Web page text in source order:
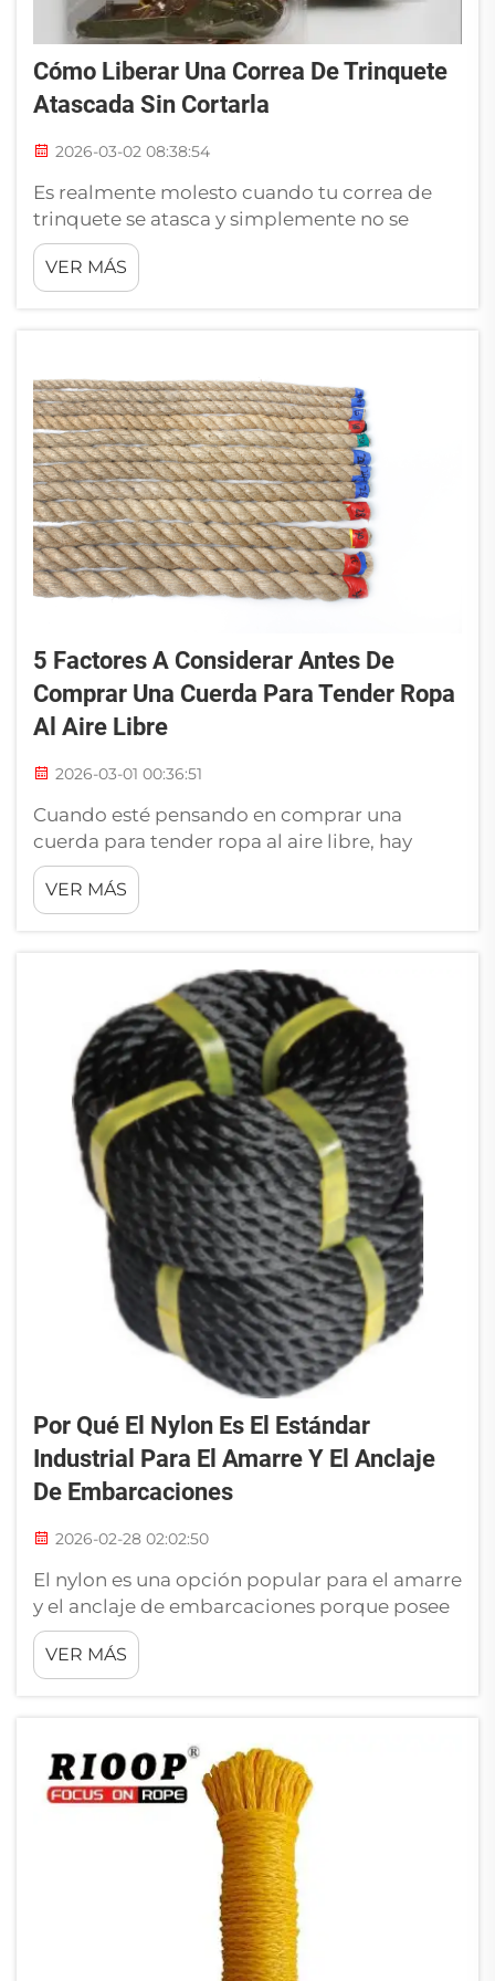
Cómo Liberar Una Correa De Trinquete
Atascada Sin Cortarla
2026-03-02 08:38:54
Es realmente molesto cuando tu correa de
trinquete se atasca y simplemente no se
suelta. Estas correas son muy prácticas para
asegurar objetos, como muebles o equipos
deportivos. Pero a veces se quedan atascadas
necesario, hay...
VER MÁS
5 Factores A Considerar Antes De
Comprar Una Cuerda Para Tender Ropa
Al Aire Libre
2026-03-01 00:36:51
Cuando esté pensando en comprar una
cuerda para tender ropa al aire libre, hay
algunos aspectos importantes que debe
considerar primero. Quiere elegir la
adecuada que se ajuste a sus necesidades.
ayuda a ahorrar energía y dinero, además de
mantener la ropa fresca y con un aroma
agradable. RIOOP ...
VER MÁS
Por Qué El Nylon Es El Estándar
Industrial Para El Amarre Y El Anclaje
De Embarcaciones
2026-02-28 02:02:50
El nylon es una opción popular para el amarre
y el anclaje de embarcaciones porque posee
muchas cualidades excelentes. Es resistente,
flexible y duradero, por lo que resulta
perfecto para las condiciones adversas en el
fuertes y olas agitadas a&n...
VER MÁS